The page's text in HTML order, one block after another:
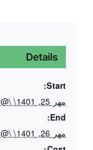
Details
Start:
مهر 25, 1401\ \@\ 8:00 ق.ظ
End:
مهر 26, 1401\ \@\ 5:00 ب.ظ